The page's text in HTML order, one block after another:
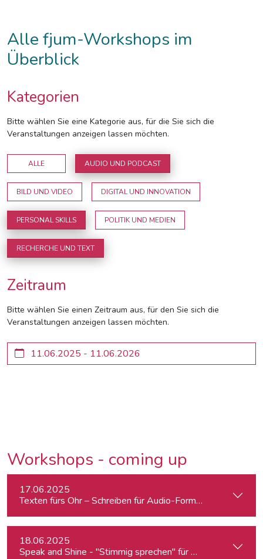
Alle fjum-Workshops im
Überblick
Kategorien
Bitte wählen Sie eine Kategorie aus, für die Sie sich die
Veranstaltungen anzeigen lassen möchten.
ALLE AUDIO UND PODCAST
BILD UND VIDEO DIGITAL UND INNOVATION
PERSONAL SKILLS POLITIK UND MEDIEN
RECHERCHE UND TEXT
Zeitraum
Bitte wählen Sie einen Zeitraum aus, für den Sie sich die
Veranstaltungen anzeigen lassen möchten.
Workshops - coming up
17.06.2025
Texten fürs Ohr – Schreiben für Audio-Formate
18.06.2025
Speak and Shine - "Stimmig sprechen" für Podcast,